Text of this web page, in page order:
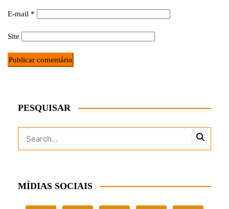
E-mail *
Site
PESQUISAR
MÍDIAS SOCIAIS